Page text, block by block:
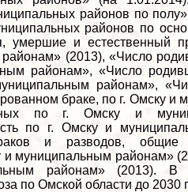
районов по
районов по
умершие и естественный
(2013), «Число
районам», «Число
районам»,
браке, по г. Омску
по г. Омску и
по г. Омску и
и разводов,
и муниципальным районам»
районам» (2013). В
по Омской области до 2030